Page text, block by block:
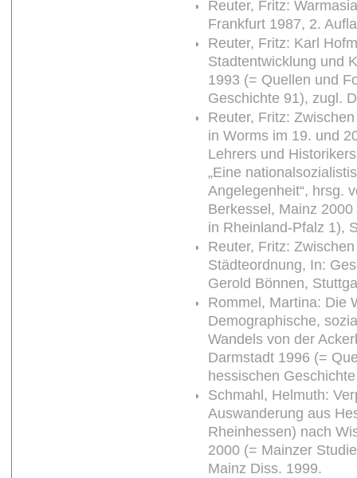
Reuter, Fritz:
Frankfurt 1987, 2.
Reuter, Fritz: Karl
Stadtentwicklung und
1993 (= Quellen und
Geschichte 91), zugl.
Reuter, Fritz:
in Worms im 19. und
Lehrers und
„Eine
Angelegenheit“, hrsg.
Berkessel, Mainz
in Rheinland-Pfalz 1),
Reuter, Fritz:
Städteordnung, In:
Gerold Bönnen,
Rommel, Martina: Die
Demographische,
Wandels von der
Darmstadt 1996 (=
hessischen
Schmahl, Helmuth:
Auswanderung aus
Rheinhessen) nach
2000 (= Mainzer
Mainz Diss. 1999.